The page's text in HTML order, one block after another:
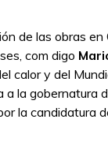
de las obras
com digo
calor y del
la gobernatura
la candidatura